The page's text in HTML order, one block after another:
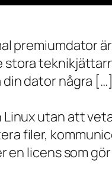
premiumdator
stora
dator några […]
utan att
filer,
en licens som